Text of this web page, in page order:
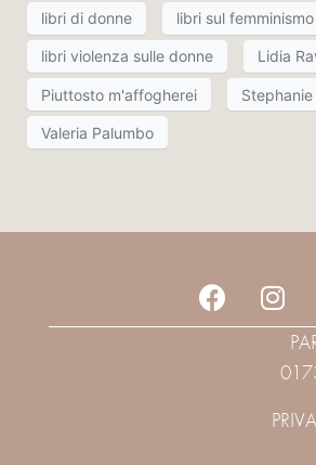
libri di donne libri sul femminismo
libri violenza sulle donne Lidia
Piuttosto m'affogherei
Valeria Palumbo